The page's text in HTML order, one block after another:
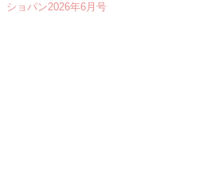
ショパン2026年6月号